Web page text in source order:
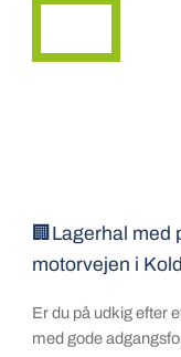
🏢Lagerhal med
motorvejen i
Er du på udkig efter
med gode